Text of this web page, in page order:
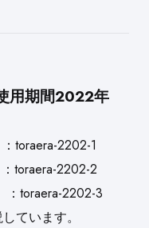
用期間2022年
toraera-2202-1
toraera-2202-2
：toraera-2202-3
ています。